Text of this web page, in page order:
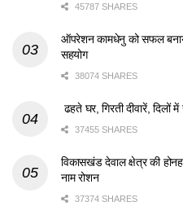
45787 SHARES
ऑपरेशन कामधेनु को सफल
सहयोग
38074 SHARES
ढहते घर, गिरती दीवारें, दिलों
37455 SHARES
विकासखंड देवाल क्षेत्र की
नाम रोशन
37374 SHARES